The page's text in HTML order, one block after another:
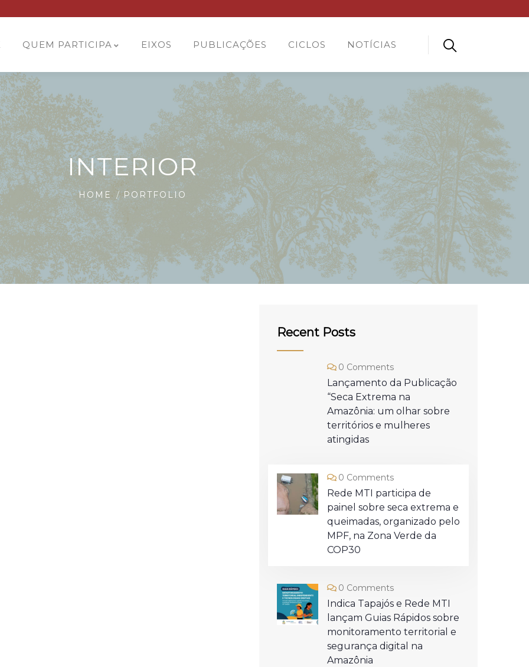
QUEM PARTICIPA EIXOS PUBLICAÇÕES CICLOS NOTÍCIAS
INTERIOR
HOME PORTFOLIO
Recent Posts
0 Comments
Lançamento da Publicação
“Seca Extrema na
Amazônia: um olhar sobre
territórios e mulheres
atingidas
0 Comments
Rede MTI participa de
painel sobre seca extrema e
queimadas, organizado pelo
MPF, na Zona Verde da
COP30
0 Comments
Indica Tapajós e Rede MTI
lançam Guias Rápidos sobre
monitoramento territorial e
segurança digital na
Amazônia